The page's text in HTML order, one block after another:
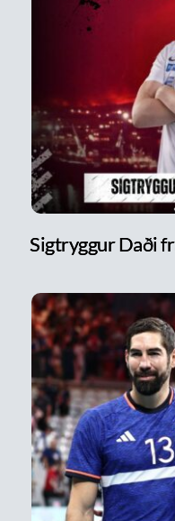
Sigtryggur Daði